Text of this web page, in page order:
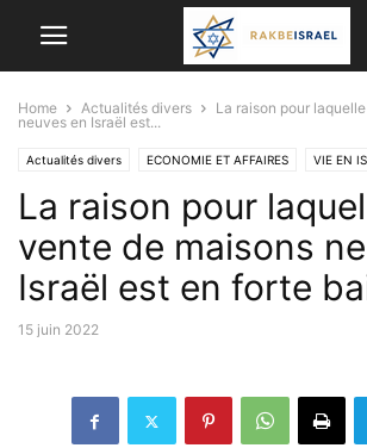
Home Actualités divers
La raison pour
neuves en Israël est...
Actualités divers ECONOMIE ET ​​AFFAIRES VIE EN
La raison pour
vente de maisons
Israël est en forte
15 juin 2022